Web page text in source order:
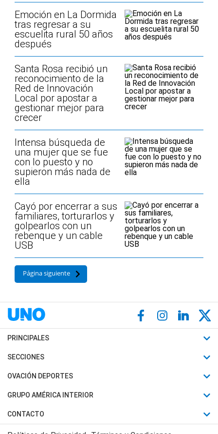
Emoción en La Dormida
tras regresar a su
escuelita rural 50 años
después
Santa Rosa recibió un
reconocimiento de la
Red de Innovación
Local por apostar a
gestionar mejor para
crecer
Intensa búsqueda de
una mujer que se fue
con lo puesto y no
supieron más nada de
ella
Cayó por encerrar a sus
familiares, torturarlos y
golpearlos con un
rebenque y un cable
USB
Página siguiente
PRINCIPALES
Últimas Noticias
Política
Judiciales
SECCIONES
Horóscopo
Motores
Trucos caseros
OVACIÓN DEPORTES
Fútbol
Mundial
Automovilismo
GRUPO AMÉRICA INTERIOR
Canal 7 en Vivo
CONTACTO